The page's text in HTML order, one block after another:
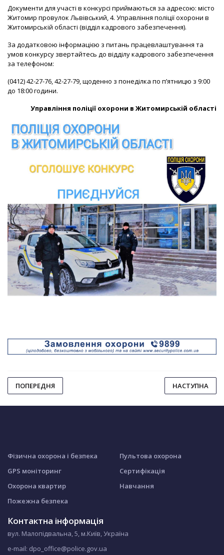
Документи для участі в конкурсі приймаються за адресою: місто
Житомир провулок Львівський, 4. Управління поліції охорони в
Житомирській області (відділ кадрового забезпечення).
За додатковою інформацією з питань працевлаштування та
умов конкурсу звертайтесь до відділу кадрового забезпечення
за телефоном:
(0412) 42-27-76, 42-27-79, щоденно з понеділка по п’ятницю з 9:00
до 18:00 години.
Управління поліції охорони в Житомирській області
ПОПЕРЕДНЯ НАСТУПНА
Фізична охорона і безпека
GPS моніторинг
Охорона квартир
Пожежна безпека
Пультова охорона
Сертифікація
Навчання
Контактна інформація
вул. Малопідвальна, 5, м.Київ, Україна
e-mail: dpo_office@police.gov.ua